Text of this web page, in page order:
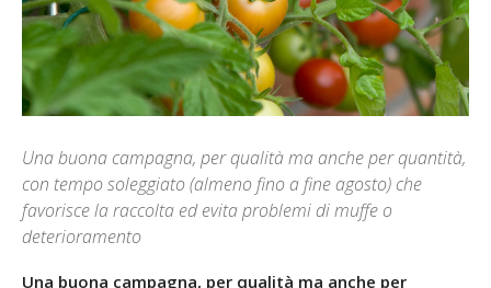
Una buona campagna, per qualità ma anche per quantità,
con tempo soleggiato (almeno fino a fine agosto) che
favorisce la raccolta ed evita problemi di muffe o
deterioramento
Una buona campagna, per qualità ma anche per